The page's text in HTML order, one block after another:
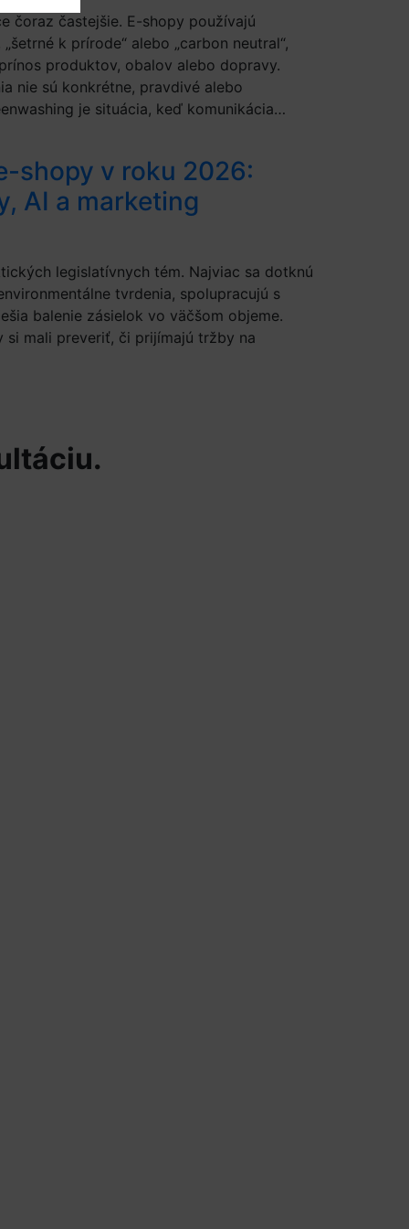
čoraz častejšie. E-shopy používajú
„šetrné k prírode“ alebo „carbon neutral“,
produktov, obalov alebo dopravy.
nie sú konkrétne, pravdivé alebo
je situácia, keď komunikácia…
shopy v roku 2026:
AI a marketing
legislatívnych tém. Najviac sa dotknú
tvrdenia, spolupracujú s
balenie zásielok vo väčšom objeme.
si mali preveriť, či prijímajú tržby na